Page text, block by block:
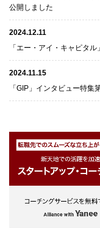
公開しました
2024.12.11
「エー・アイ・キャピタ
2024.11.15
「GIP」インタビュー特集